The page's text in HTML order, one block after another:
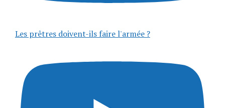
Les prêtres doivent-ils faire l'armée ?